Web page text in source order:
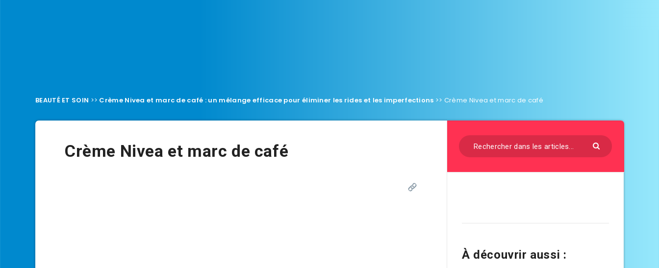
BEAUTÉ ET SOIN >> Crème Nivea et marc de café : un mélange efficace pour éliminer les rides et les imperfections >> Crème Nivea et marc de café
Crème Nivea et marc de café
À découvrir aussi :